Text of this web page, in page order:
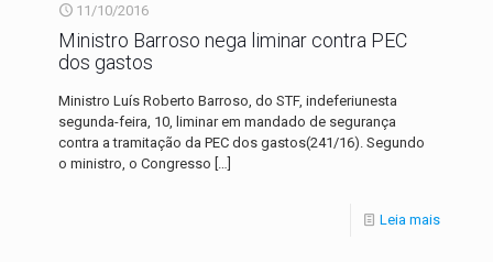
11/10/2016
Ministro Barroso nega liminar contra PEC
dos gastos
Ministro Luís Roberto Barroso, do STF, indeferiunesta
segunda-feira, 10, liminar em mandado de segurança
contra a tramitação da PEC dos gastos(241/16). Segundo
o ministro, o Congresso […]
Leia mais